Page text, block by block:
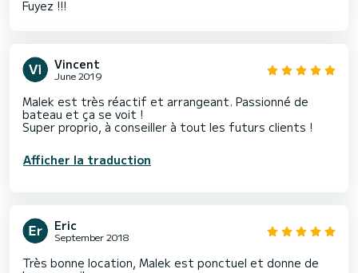
Fuyez !!!
Vincent
June 2019
Malek est très réactif et arrangeant. Passionné de
bateau et ça se voit !
Super proprio, à conseiller à tout les futurs clients !
Afficher la traduction
Eric
September 2018
Très bonne location, Malek est ponctuel et donne de